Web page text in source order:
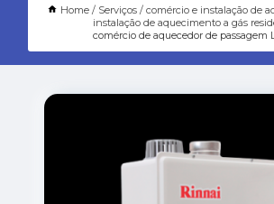
Home Serviços
comércio e instalação de
instalação de aquecimento a gás
comércio de aquecedor de passagem